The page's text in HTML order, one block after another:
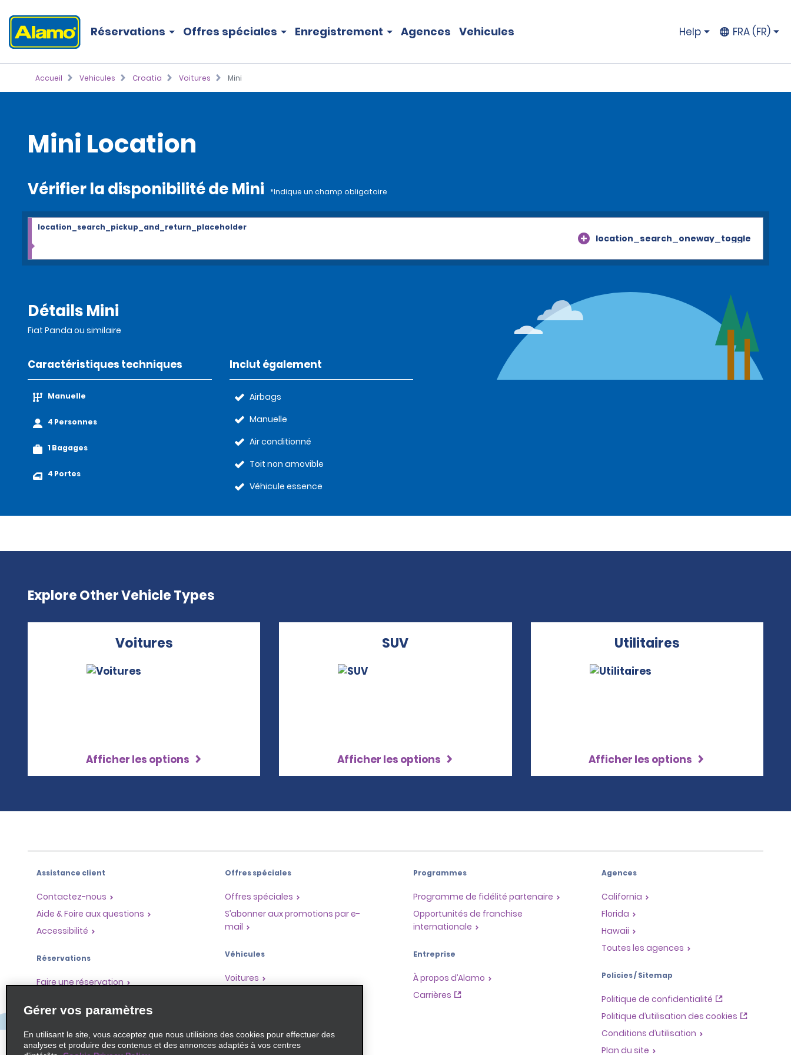
Réservations Offres spéciales Enregistrement Agences Vehicules Help FRA (FR)
Accueil Vehicules Croatia Voitures Mini
Mini Location
Vérifier la disponibilité de Mini *Indique un champ obligatoire
location_search_oneway_toggle
location_search_pickup_and_return_placeholder
Détails Mini
Fiat Panda ou similaire
Caractéristiques techniques
Manuelle
4 Personnes
1 Bagages
4 Portes
Inclut également
Airbags
Manuelle
Air conditionné
Toit non amovible
Véhicule essence
Explore Other Vehicle Types
Voitures
Afficher les options
SUV
Afficher les options
Utilitaires
Afficher les options
Assistance client
Contactez-nous
Aide & Foire aux questions
Accessibilité
Réservations
Faire une réservation
Enregistrement accéléré
Ne pas passer par le comptoir
Trajets passés / Reçus
Offres spéciales
Offres spéciales
S’abonner aux promotions par e-
mail
Véhicules
Voitures
Programmes
Programme de fidélité partenaire
Opportunités de franchise
internationale
Entreprise
À propos d’Alamo
Carrières
Agences
California
Florida
Hawaii
Toutes les agences
Policies / Sitemap
Politique de confidentialité
Politique d’utilisation des cookies
Conditions d’utilisation
Plan du site
Gérer vos paramètres
En utilisant le site, vous acceptez que nous utilisions des cookies pour effectuer des
analyses et produire des contenus et des annonces adaptés à vos centres